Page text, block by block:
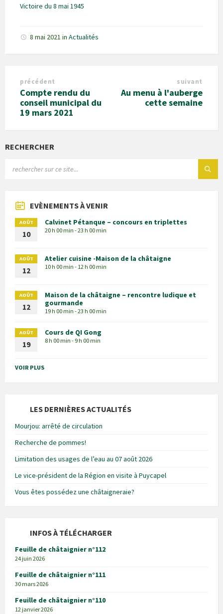
Victoire du 8 mai 1945
8 mai 2021 in Actualités
précédent
Compte rendu du
conseil municipal du
19 mars 2021
suivant
Au menu à l'auberge
cette semaine
RECHERCHER
EVÈNEMENTS À VENIR
AOÛT
10
Calvinet Pétanque – concours en triplettes
20 h 00 min - 23 h 00 min
AOÛT
12
Atelier cuisine -Maison de la châtaigne
10 h 00 min - 12 h 00 min
AOÛT
12
Maison de la châtaigne – rencontre ludique et
gourmande
19 h 00 min - 23 h 00 min
AOÛT
19
Cours de QI Gong
8 h 00 min - 9 h 00 min
VOIR PLUS
LES DERNIÈRES ACTUALITÉS
Mourjou: arrêté de circulation
Recherche de pommes!
Limitation des usages de l’eau au 07 août 2026
Le vice-président de la Région en visite à Puycapel
Vous êtes possédez une châtaigneraie?
INFOS À TÉLÉCHARGER
Feuille de châtaignier n°112
24 juin 2026
Feuille de châtaignier n°111
30 mars 2026
Feuille de châtaignier n°110
12 janvier 2026